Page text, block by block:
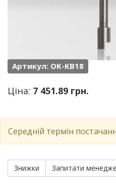
Артикул: OK-KB18
Ціна: 7 451.89 грн.
Середній термін
Знижки Запитати